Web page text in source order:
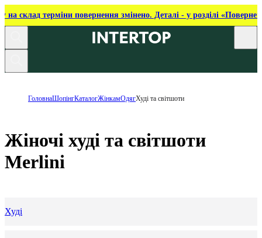
на склад терміни повернення змінено. Деталі - у розділі
ГоловнаШопінгКаталогЖінкамОдягХуді та світшоти
Жіночі худі та світшоти
Merlini
Худі